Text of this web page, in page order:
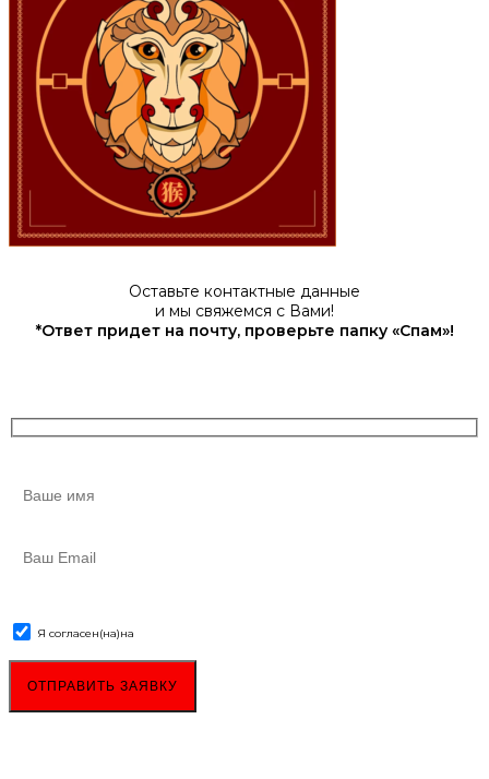
Оставьте контактные данные
и мы свяжемся с Вами!
*Ответ придет на почту, проверьте папку «Спам»!
Я согласен(на)на